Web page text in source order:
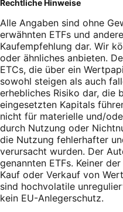
Rechtliche Hinweise
Alle Angaben sind ohne
erwähnten ETFs und
Kaufempfehlung dar. Wir
oder ähnliches anbieten.
ETCs, die über ein
sowohl steigen als auch
erhebliches Risiko dar, die
eingesetzten Kapitals
nicht für materielle und/
durch Nutzung oder
die Nutzung fehlerhafter
verursacht wurden. Der
genannten ETFs. Keiner
Kauf oder Verkauf von
sind hochvolatile
kein EU-Anlegerschutz.